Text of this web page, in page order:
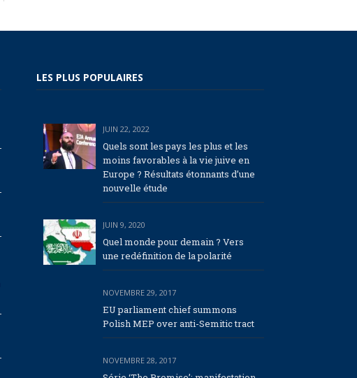
LES PLUS POPULAIRES
JUIN 22, 2022
Quels sont les pays les plus et les
moins favorables à la vie juive en
Europe ? Résultats étonnants d’une
nouvelle étude
JUIN 9, 2020
Quel monde pour demain ? Vers
une redéfinition de la polarité
NOVEMBRE 29, 2017
EU parliament chief summons
Polish MEP over anti-Semitic tract
NOVEMBRE 28, 2017